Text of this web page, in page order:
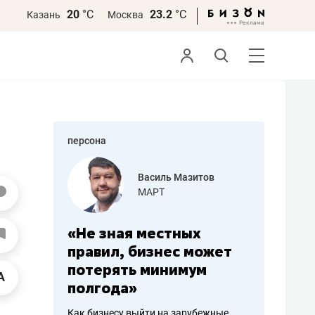
Казань 20 °С Москва 23.2 °С
персона
работа
Василь Мазитов
МАРТ
«Не зная местных
правил, бизнес может
потерять минимум
полгода»